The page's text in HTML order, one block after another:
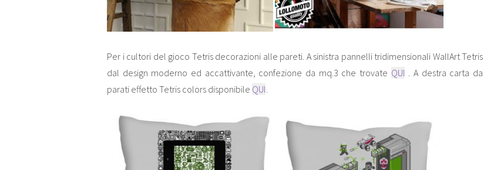
Per i cultori del gioco Tetris decorazioni alle pareti. A sinistra pannelli tridimensionali WallArt Tetris
dal design moderno ed accattivante, confezione da mq.3 che trovate QUI . A destra carta da
parati effetto Tetris colors disponibile QUI.